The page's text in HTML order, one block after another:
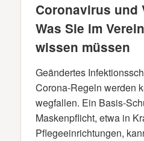
Coronavirus und
Was Sie im
wissen müssen
Geändertes
Corona-Regeln werden
wegfallen. Ein Basis-
Maskenpflicht, etwa in
Pflegeeinrichtungen,